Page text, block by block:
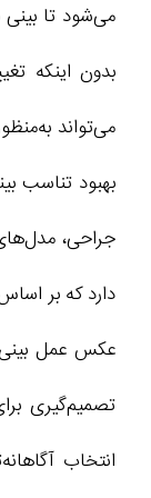
می‌شود تا
بدون اینکه
می‌تواند
بهبود تناسب
جراحی،
دارد که بر
عکس عمل بینی
تصمیم‌گیری
انتخاب